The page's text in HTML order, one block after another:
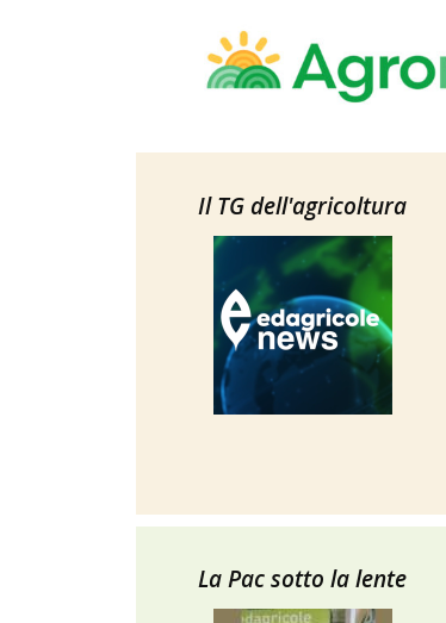
Il TG dell'agricoltura
La Pac sotto la lente